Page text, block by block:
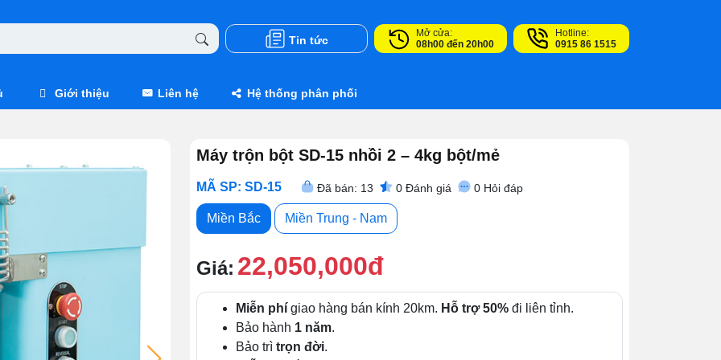
Tin tức
Mở cửa:
08h00 đến 20h00
Hotline:
0915 86 1515
Giới thiệu Liên hệ Hệ thống phân phối
Máy trộn bột SD-15 nhồi 2 – 4kg bột/mẻ
MÃ SP: SD-15 Đã bán: 13 0 Đánh giá 0 Hỏi đáp
Miền Bắc Miền Trung - Nam
Giá: 22,050,000đ
Miễn phí giao hàng bán kính 20km. Hỗ trợ 50% đi liên tỉnh.
Bảo hành 1 năm.
Bảo trì trọn đời.